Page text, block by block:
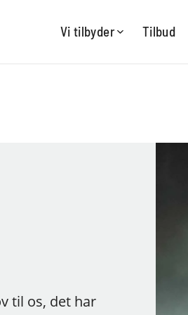
Vi tilbyder Tilbud
til os, det har